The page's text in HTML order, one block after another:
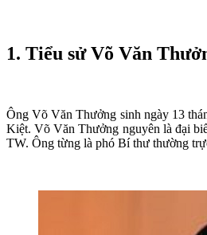
1. Tiểu sử Võ Văn
Ông Võ Văn Thưởng sinh ngày 13
Kiệt. Võ Văn Thưởng nguyên là đại
TW. Ông từng là phó Bí thư thường